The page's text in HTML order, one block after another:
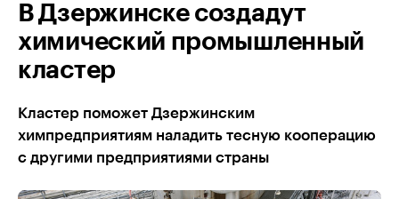
В Дзержинске создадут
химический промышленный
кластер
Кластер поможет Дзержинским
химпредприятиям наладить тесную кооперацию
с другими предприятиями страны